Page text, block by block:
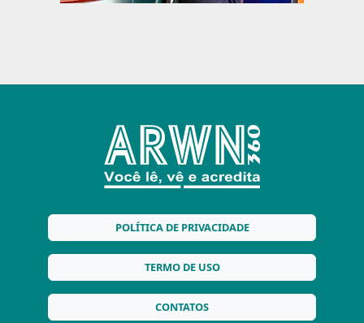
POLÍTICA DE PRIVACIDADE
TERMO DE USO
CONTATOS